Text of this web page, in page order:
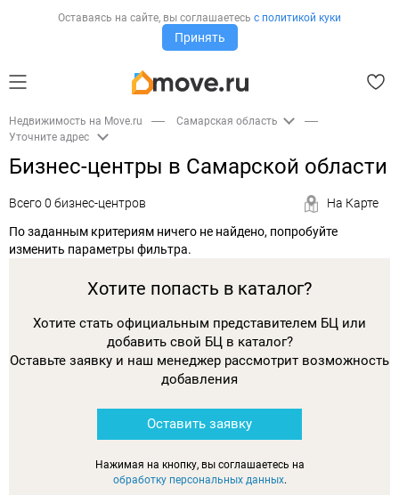
Оставаясь на сайте, вы соглашаетесь с политикой куки
Принять
Недвижимость на Move.ru
Самарская область
Уточните адрес
Бизнес-центры в Самарской области
Всего 0 бизнес-центров
На Карте
По заданным критериям ничего не найдено, попробуйте
изменить параметры фильтра.
Хотите попасть в каталог?
Хотите стать официальным представителем БЦ или
добавить свой БЦ в каталог?
Оставьте заявку и наш менеджер рассмотрит возможность
добавления
Оставить заявку
Нажимая на кнопку, вы соглашаетесь на
обработку персональных данных.